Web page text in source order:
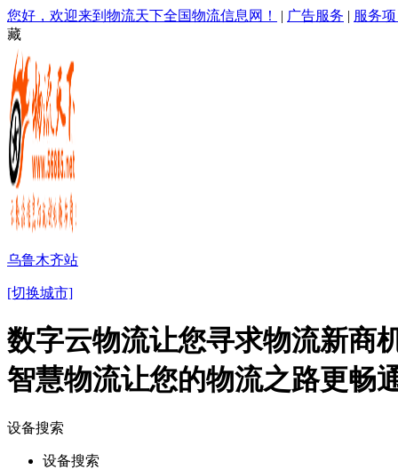
您好，欢迎来到物流天下全国物流信息网！ | 广告服务 | 服务
藏
乌鲁木齐站
[切换城市]
数字云物流让您寻求物流新商
智慧物流让您的物流之路更畅
设备搜索
设备搜索